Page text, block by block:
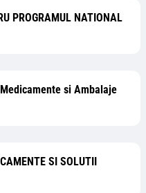
PROGRAMUL NATIONAL
si Ambalaje
SI SOLUTII